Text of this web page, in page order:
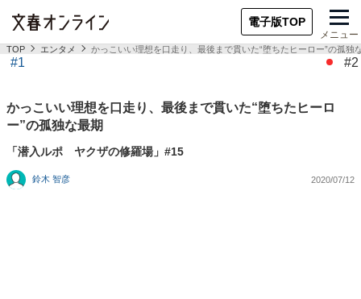
電子版TOP
メニュー
TOP エンタメ かっこいい理想を口走り、最後まで貫いた“堕ちたヒーロー”の孤独
#1 #2
かっこいい理想を口走り、最後まで貫いた“堕ちたヒーロ
ー”の孤独な最期
「潜入ルポ ヤクザの修羅場」#15
鈴木 智彦 2020/07/12